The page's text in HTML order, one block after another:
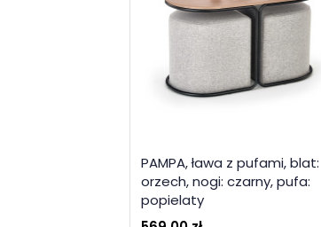
PAMPA, ława z pufami, blat:
orzech, nogi: czarny, pufa:
popielaty